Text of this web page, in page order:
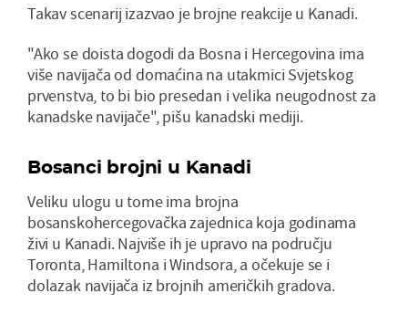
Takav scenarij izazvao je brojne reakcije u Kanadi.
"Ako se doista dogodi da Bosna i Hercegovina ima
više navijača od domaćina na utakmici Svjetskog
prvenstva, to bi bio presedan i velika neugodnost za
kanadske navijače", pišu kanadski mediji.
Bosanci brojni u Kanadi
Veliku ulogu u tome ima brojna
bosanskohercegovačka zajednica koja godinama
živi u Kanadi. Najviše ih je upravo na području
Toronta, Hamiltona i Windsora, a očekuje se i
dolazak navijača iz brojnih američkih gradova.